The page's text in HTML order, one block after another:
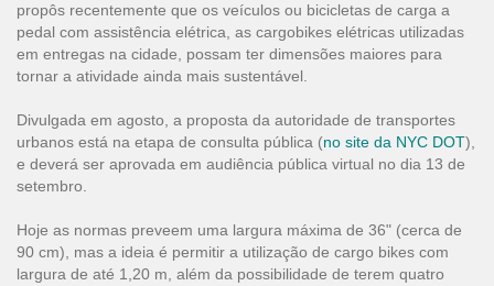
propôs recentemente que os veículos ou bicicletas de carga a
pedal com assistência elétrica, as cargobikes elétricas utilizadas
em entregas na cidade, possam ter dimensões maiores para
tornar a atividade ainda mais sustentável.
Divulgada em agosto, a proposta da autoridade de transportes
urbanos está na etapa de consulta pública (no site da NYC DOT),
e deverá ser aprovada em audiência pública virtual no dia 13 de
setembro.
Hoje as normas preveem uma largura máxima de 36" (cerca de
90 cm), mas a ideia é permitir a utilização de cargo bikes com
largura de até 1,20 m, além da possibilidade de terem quatro